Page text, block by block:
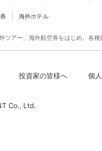
海外ホテル
ツアー、海外航空券をはじめ、各
投資家の皆様へ 個
Co., Ltd.